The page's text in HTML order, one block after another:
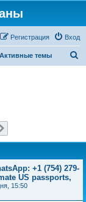
Вход
Регистрация
Активные темы
+1 (754) 279-
US passports,
15:50